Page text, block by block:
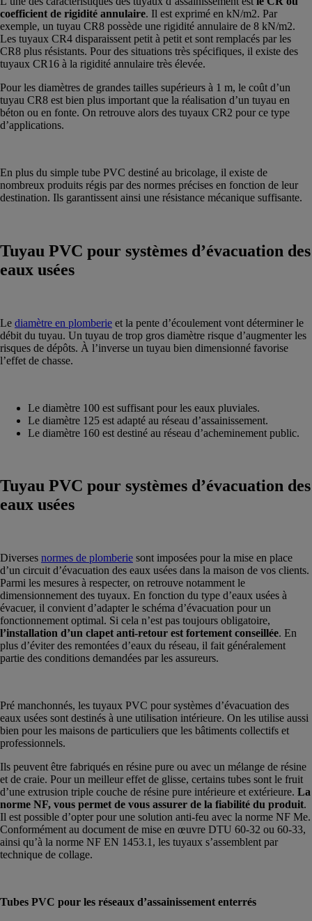
coefficient de rigidité annulaire. Il est exprimé en kN/m2. Par
exemple, un tuyau CR8 possède une rigidité annulaire de 8 kN/m2.
Les tuyaux CR4 disparaissent petit à petit et sont remplacés par les
CR8 plus résistants. Pour des situations très spécifiques, il existe des
tuyaux CR16 à la rigidité annulaire très élevée.
Pour les diamètres de grandes tailles supérieurs à 1 m, le coût d’un
tuyau CR8 est bien plus important que la réalisation d’un tuyau en
béton ou en fonte. On retrouve alors des tuyaux CR2 pour ce type
d’applications.
En plus du simple tube PVC destiné au bricolage, il existe de
nombreux produits régis par des normes précises en fonction de leur
destination. Ils garantissent ainsi une résistance mécanique suffisante.
Tuyau PVC pour systèmes d’évacuation des
eaux usées
Le diamètre en plomberie et la pente d’écoulement vont déterminer le
débit du tuyau. Un tuyau de trop gros diamètre risque d’augmenter les
risques de dépôts. À l’inverse un tuyau bien dimensionné favorise
l’effet de chasse.
Le diamètre 100 est suffisant pour les eaux pluviales.
Le diamètre 125 est adapté au réseau d’assainissement.
Le diamètre 160 est destiné au réseau d’acheminement public.
Tuyau PVC pour systèmes d’évacuation des
eaux usées
Diverses normes de plomberie sont imposées pour la mise en place
d’un circuit d’évacuation des eaux usées dans la maison de vos clients.
Parmi les mesures à respecter, on retrouve notamment le
dimensionnement des tuyaux. En fonction du type d’eaux usées à
évacuer, il convient d’adapter le schéma d’évacuation pour un
fonctionnement optimal. Si cela n’est pas toujours obligatoire,
l’installation d’un clapet anti-retour est fortement conseillée. En
plus d’éviter des remontées d’eaux du réseau, il fait généralement
partie des conditions demandées par les assureurs.
Pré manchonnés, les tuyaux PVC pour systèmes d’évacuation des
eaux usées sont destinés à une utilisation intérieure. On les utilise aussi
bien pour les maisons de particuliers que les bâtiments collectifs et
professionnels.
Ils peuvent être fabriqués en résine pure ou avec un mélange de résine
et de craie. Pour un meilleur effet de glisse, certains tubes sont le fruit
d’une extrusion triple couche de résine pure intérieure et extérieure. La
norme NF, vous permet de vous assurer de la fiabilité du produit.
Il est possible d’opter pour une solution anti-feu avec la norme NF Me.
Conformément au document de mise en œuvre DTU 60-32 ou 60-33,
ainsi qu’à la norme NF EN 1453.1, les tuyaux s’assemblent par
technique de collage.
Tubes PVC pour les réseaux d’assainissement enterrés